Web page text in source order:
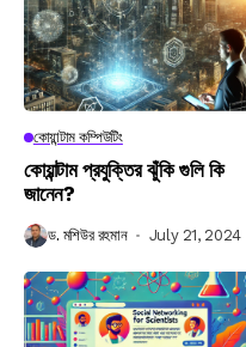
কোয়ান্টাম কম্পিউটিং
কোয়ান্টাম প্রযুক্তির ঝুঁকি গুলি কি
জানেন?
ড. মশিউর রহমান July 21, 2024